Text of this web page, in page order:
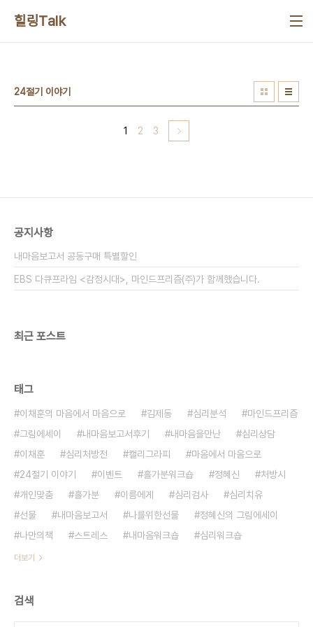
힐링Talk
24절기 이야기
1 2 3
공지사항
내마음보고서 공동구매 특별할인
EBS 다큐프라임 <감정시대>, 마인드프리즘(주)가 함께했습니다.
최근 포스트
태그
이채훈의 마음에서 마음으로 김제동 심리분석
마인드프리즘
그림에세이
내마음보고서후기 내마음을만난
심리상담
이채훈
심리처방전 캘리그라피
마음에서 마음으로
24절기 이야기
이벤트 홀가분워크숍 정혜신
처방시
개인맞춤
홀가분 이름에게 심리검사
심리치유
선물
내마음보고서 나를위한선물
정혜신의 그림에세이
나만의책
스트레스 내마음워크숍 심리워크숍
더보기
검색